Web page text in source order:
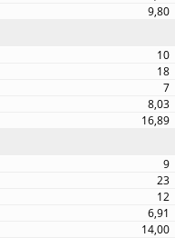
9,80
10
18
7
8,03
16,89
9
23
12
6,91
14,00